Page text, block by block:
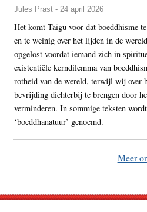
Jules Prast - 24 april 2026
Het komt Taigu voor dat boeddhisme
en te weinig over het lijden in de
opgelost voordat iemand zich in
existentiële kerndilemma van
rotheid van de wereld, terwijl wij over
bevrijding dichterbij te brengen door
verminderen. In sommige teksten
‘boeddhanatuur’ genoemd.
Meer